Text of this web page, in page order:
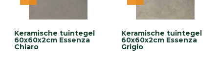
Keramische tuintegel
60x60x2cm Essenza
Chiaro
Keramische tuintegel
60x60x2cm Essenza
Grigio